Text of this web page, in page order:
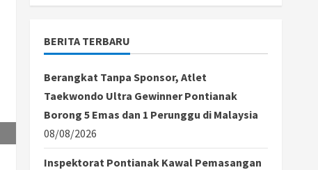
BERITA TERBARU
Berangkat Tanpa Sponsor, Atlet
Taekwondo Ultra Gewinner Pontianak
Borong 5 Emas dan 1 Perunggu di Malaysia
08/08/2026
Inspektorat Pontianak Kawal Pemasangan